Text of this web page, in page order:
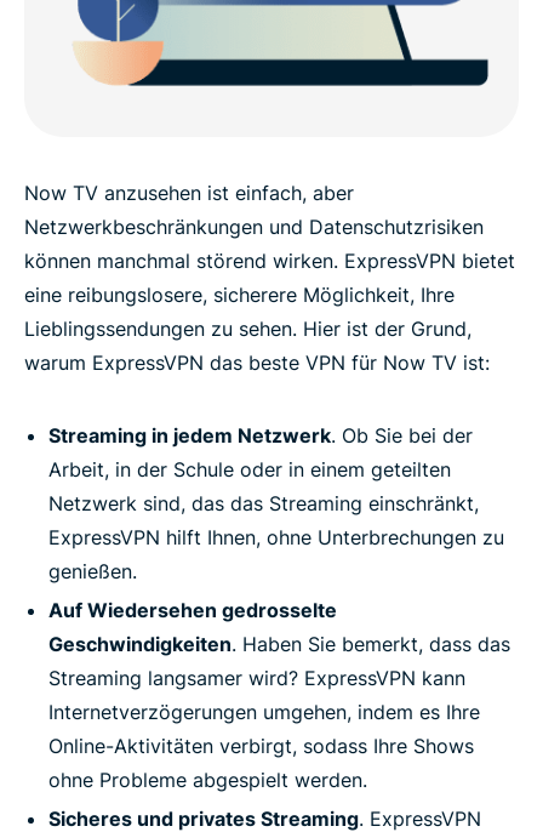
Now TV anzusehen ist einfach, aber
Netzwerkbeschränkungen und Datenschutzrisiken
können manchmal störend wirken. ExpressVPN bietet
eine reibungslosere, sicherere Möglichkeit, Ihre
Lieblingssendungen zu sehen. Hier ist der Grund,
warum ExpressVPN das beste VPN für Now TV ist:
Streaming in jedem Netzwerk. Ob Sie bei der
Arbeit, in der Schule oder in einem geteilten
Netzwerk sind, das das Streaming einschränkt,
ExpressVPN hilft Ihnen, ohne Unterbrechungen zu
genießen.
Auf Wiedersehen gedrosselte
Geschwindigkeiten. Haben Sie bemerkt, dass das
Streaming langsamer wird? ExpressVPN kann
Internetverzögerungen umgehen, indem es Ihre
Online-Aktivitäten verbirgt, sodass Ihre Shows
ohne Probleme abgespielt werden.
Sicheres und privates Streaming. ExpressVPN